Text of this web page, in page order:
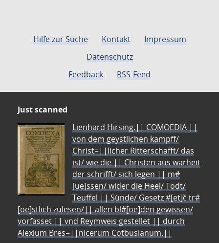
Hilfe zur Suche Kontakt
Impressum
Datenschutz
Feedback
RSS-Feed
Just scanned
Lienhard Hirsing.|| COMOEDIA ||
von dem geystlichen kampff/
Christ=||licher Ritterschafft/ das
ist/ wie die || Christen aus warheit
der schrifft/ sich legen || m#
[ue]ssen/ wider die Heel/ Todt/
Teuffel || Sünde/ Gesetz #[et]c̃ tr#
[oe]stlich zulesen/|| allen bl#[oe]den gewissen/
vorfasset || vnd Reymweis gestellet || durch
Alexium Bres=||nicerum Cotbusianum.||